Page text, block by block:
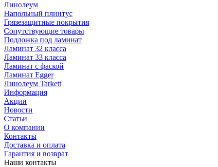
Линолеум
Напольный плинтус
Грязезащитные покрытия
Сопутствующие товары
Подложка под ламинат
Ламинат 32 класса
Ламинат 33 класса
Ламинат с фаской
Ламинат Egger
Линолеум Tarkett
Информация
Акции
Новости
Статьи
О компании
Контакты
Доставка и оплата
Гарантия и возврат
Наши контакты